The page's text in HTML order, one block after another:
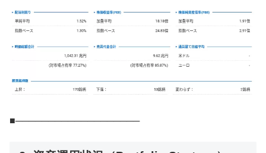
■───────────────────